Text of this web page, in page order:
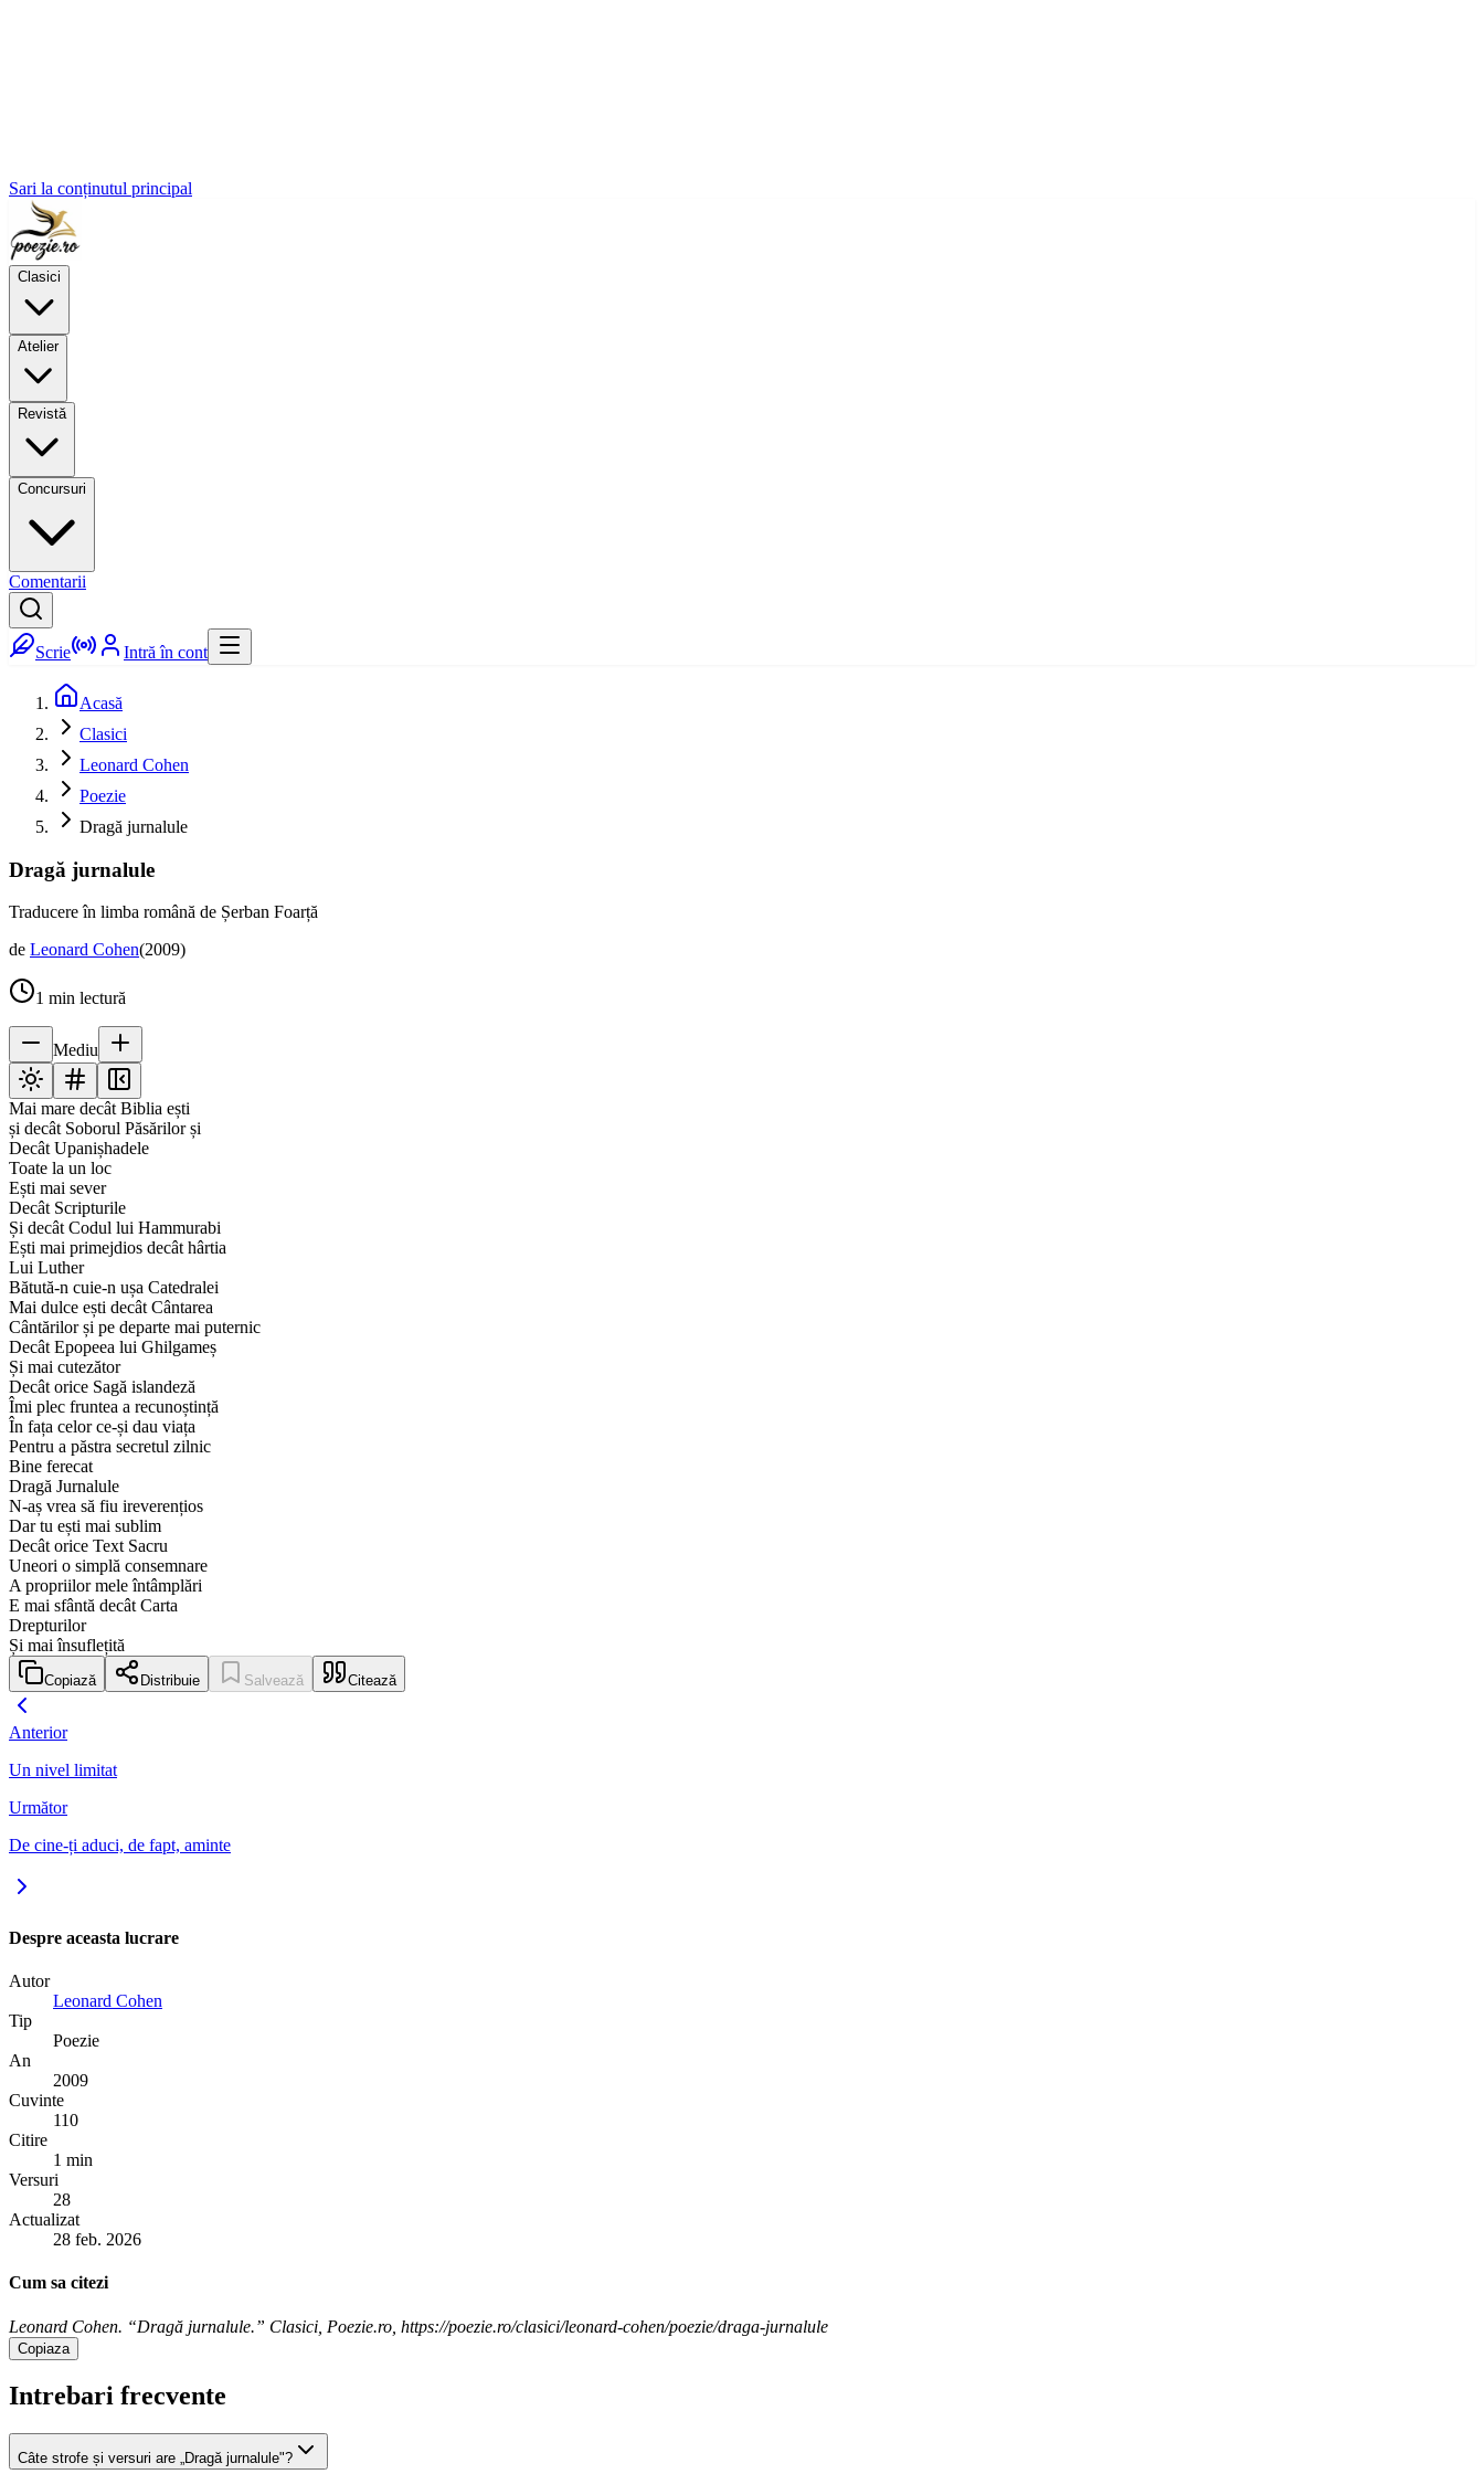
Sari la conținutul principal
Clasici
Atelier
Revistă
Concursuri
Comentarii
Scrie Intră în cont
Acasă
Clasici
Leonard Cohen
Poezie
Dragă jurnalule
Dragă jurnalule
Traducere în limba română de Șerban Foarță
de Leonard Cohen(2009)
1 min lectură
Mediu
Mai mare decât Biblia ești
și decât Soborul Păsărilor și
Decât Upanișhadele
Toate la un loc
Ești mai sever
Decât Scripturile
Și decât Codul lui Hammurabi
Ești mai primejdios decât hârtia
Lui Luther
Bătută-n cuie-n ușa Catedralei
Mai dulce ești decât Cântarea
Cântărilor și pe departe mai puternic
Decât Epopeea lui Ghilgameș
Și mai cutezător
Decât orice Sagă islandeză
Îmi plec fruntea a recunoștință
În fața celor ce-și dau viața
Pentru a păstra secretul zilnic
Bine ferecat
Dragă Jurnalule
N-aș vrea să fiu ireverențios
Dar tu ești mai sublim
Decât orice Text Sacru
Uneori o simplă consemnare
A propriilor mele întâmplări
E mai sfântă decât Carta
Drepturilor
Și mai însuflețită
Copiază Distribuie Salvează Citează
Anterior
Un nivel limitat
Următor
De cine-ți aduci, de fapt, aminte
Despre aceasta lucrare
Autor
Leonard Cohen
Tip
Poezie
An
2009
Cuvinte
110
Citire
1 min
Versuri
28
Actualizat
28 feb. 2026
Cum sa citezi
Leonard Cohen. “Dragă jurnalule.” Clasici, Poezie.ro, https://poezie.ro/clasici/leonard-cohen/poezie/draga-jurnalule
Copiaza
Intrebari frecvente
Câte strofe și versuri are „Dragă jurnalule"?